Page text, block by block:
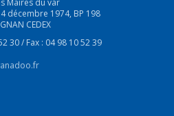
Maires du var
décembre 1974, BP 198
CEDEX
30 / Fax : 04 98 10 52 39